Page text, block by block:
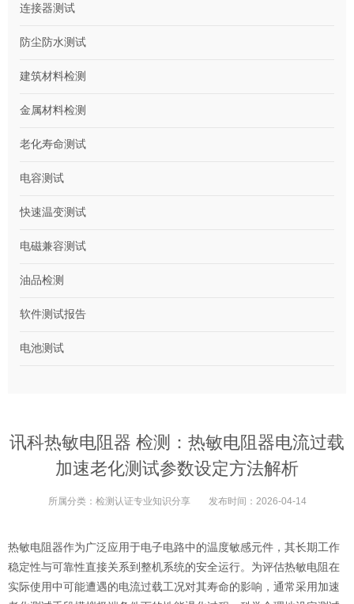
连接器测试
防尘防水测试
建筑材料检测
金属材料检测
老化寿命测试
电容测试
快速温变测试
电磁兼容测试
油品检测
软件测试报告
电池测试
讯科热敏电阻器 检测：热敏电阻器电流过载
加速老化测试参数设定方法解析
所属分类： 检测认证专业知识分享 发布时间： 2026-04-14
热敏电阻器作为广泛应用于电子电路中的温度敏感元件，其长期工作
稳定性与可靠性直接关系到整机系统的安全运行。为评估热敏电阻在
实际使用中可能遭遇的电流过载工况对其寿命的影响，通常采用加速